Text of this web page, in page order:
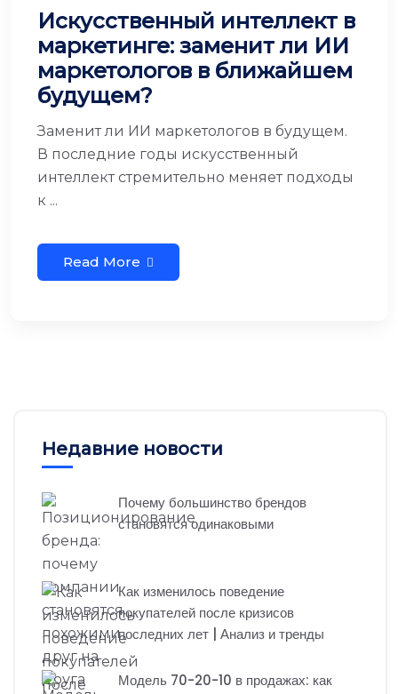
Искусственный интеллект в
маркетинге: заменит ли ИИ
маркетологов в ближайшем
будущем?
Заменит ли ИИ маркетологов в будущем.
В последние годы искусственный
интеллект стремительно меняет подходы
к ...
Read More
Недавние новости
Почему большинство брендов
становятся одинаковыми
Как изменилось поведение
покупателей после кризисов
последних лет | Анализ и тренды
Модель 70-20-10 в продажах: как